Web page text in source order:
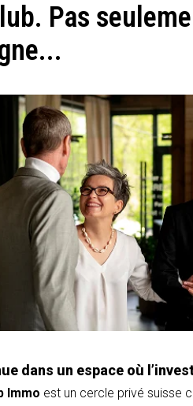
Pas
dans un espace où
Immo est un cercle privé suisse